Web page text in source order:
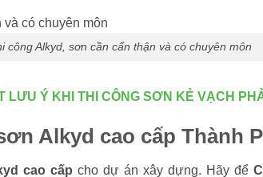
công Alkyd, sơn cần cẩn thận và có chuyên môn
LƯU Ý KHI THI CÔNG SƠN KẺ VẠCH
Alkyd cao cấp Thành
cao cấpcho dự án xây dựng. Hãy để